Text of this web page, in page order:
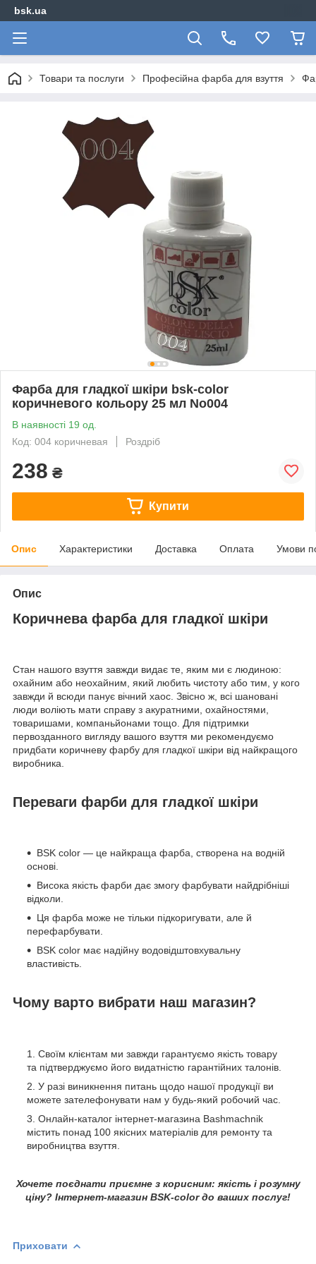
bsk.ua
Товари та послуги Професійна фарба для взуття
Фарба для гладкої шкіри bsk-color
коричневого кольору 25 мл No004
В наявності 19 од.
Код: 004 коричневая
Роздріб
238 ₴
Купити
Опис Характеристики Доставка Оплата Умови
Опис
Коричнева фарба для гладкої шкіри
Стан нашого взуття завжди видає те, яким ми є людиною:
охайним або неохайним, який любить чистоту або тим, у кого
завжди й всюди панує вічний хаос. Звісно ж, всі шановані
люди воліють мати справу з акуратними, охайностями,
товаришами, компаньйонами тощо. Для підтримки
первозданного вигляду вашого взуття ми рекомендуємо
придбати коричневу фарбу для гладкої шкіри від найкращого
виробника.
Переваги фарби для гладкої шкіри
BSK color — це найкраща фарба, створена на водній
основі.
Висока якість фарби дає змогу фарбувати найдрібніші
відколи.
Ця фарба може не тільки підкоригувати, але й
перефарбувати.
BSK color має надійну водовідштовхувальну
властивість.
Чому варто вибрати наш магазин?
Своїм клієнтам ми завжди гарантуємо якість товару
та підтверджуємо його видатністю гарантійних талонів.
У разі виникнення питань щодо нашої продукції ви
можете зателефонувати нам у будь-який робочий час.
Онлайн-каталог інтернет-магазина Bashmachnik
містить понад 100 якісних матеріалів для ремонту та
виробництва взуття.
Хочете поєднати приємне з корисним: якість і розумну
ціну? Інтернет-магазин BSK-color до ваших послуг!
Приховати